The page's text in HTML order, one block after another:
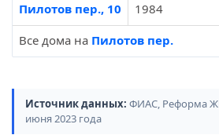
Пилотов пер., 10
1984
Все дома на Пилотов пер.
Источник данных: ФИАС, Реформа
июня 2023 года